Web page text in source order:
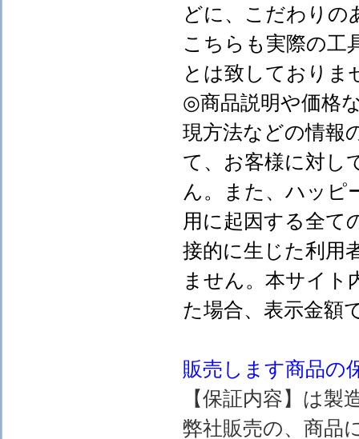
どに、こだわりの
こちらも実際の工
とは致しておりま
◎商品説明や価格
現方法などの情報
て、お客様に対し
ん。また、ハッピ
用に起因する全て
接的に生じた利用
ません。本サイト
た場合、表示金
販売します商品の
【保証内容】は
弊社販売の、商品